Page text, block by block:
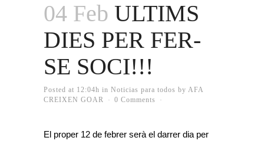
04 Feb ULTIMS
DIES PER FER-
SE SOCI!!!
Posted at 12:04h in Noticias para todos by AFA
CREIXEN GOAR
0 Comments
El proper 12 de febrer serà el darrer dia per